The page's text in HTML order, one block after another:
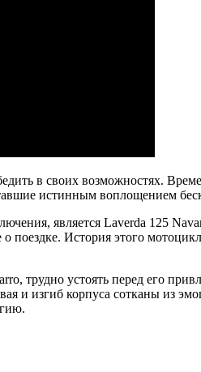
в своих возможностях.
истинным воплощением
является Laverda 125
поездке. История этого
устоять перед его
и изгиб корпуса сотканы из